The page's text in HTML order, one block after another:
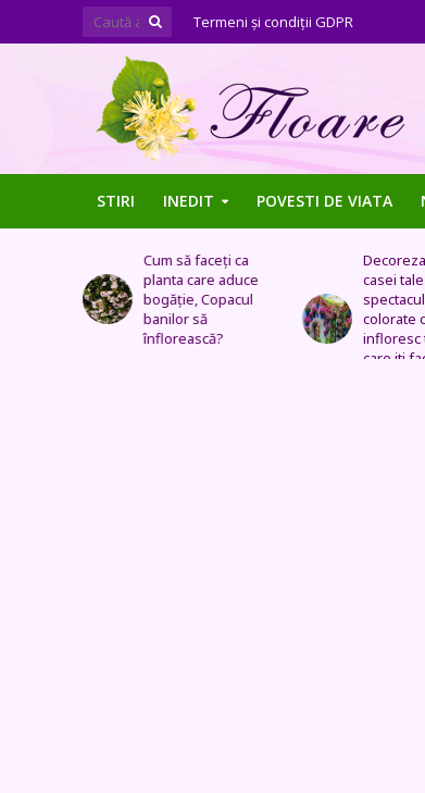
Termeni şi condiţii GDPR
STIRI INEDIT POVESTI DE VIATA
Decoreza fatada
casei tale cu flori
spectaculoase. Flori
colorate care
infloresc toata vara si
Tufe de
sau